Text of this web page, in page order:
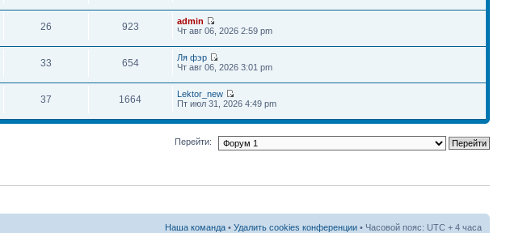
26 923
admin
Чт авг 06, 2026 2:59 pm
33 654
Ля фэр
Чт авг 06, 2026 3:01 pm
37 1664
Lektor_new
Пт июл 31, 2026 4:49 pm
Перейти:
Наша команда • Удалить cookies конференции • Часовой пояс: UTC + 4 часа